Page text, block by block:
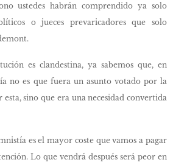
ustedes habrán comprendido ya solo
o jueces prevaricadores que solo
es clandestina, ya sabemos que, en
no es que fuera un asunto votado por la
esta, sino que era una necesidad convertida
es el mayor coste que vamos a pagar
Lo que vendrá después será peor en